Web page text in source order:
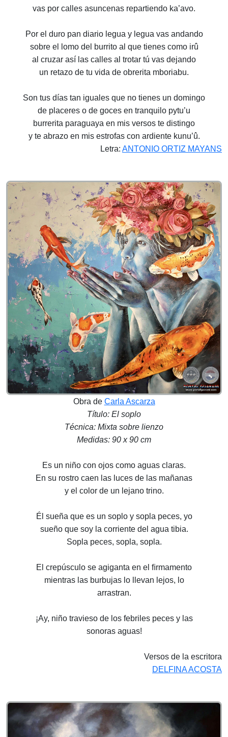
vas por calles asuncenas repartiendo ka’avo.
Por el duro pan diario legua y legua vas andando
sobre el lomo del burrito al que tienes como irû
al cruzar así las calles al trotar tú vas dejando
un retazo de tu vida de obrerita mboriabu.
Son tus días tan iguales que no tienes un domingo
de placeres o de goces en tranquilo pytu’u
burrerita paraguaya en mis versos te distingo
y te abrazo en mis estrofas con ardiente kunu’û.
Letra: ANTONIO ORTIZ MAYANS
Obra de Carla Ascarza
Título: El soplo
Técnica: Mixta sobre lienzo
Medidas: 90 x 90 cm
Es un niño con ojos como aguas claras.
En su rostro caen las luces de las mañanas
y el color de un lejano trino.
Él sueña que es un soplo y sopla peces, yo
sueño que soy la corriente del agua tibia.
Sopla peces, sopla, sopla.
El crepúsculo se agiganta en el ﬁrmamento
mientras las burbujas lo llevan lejos, lo
arrastran.
¡Ay, niño travieso de los febriles peces y las
sonoras aguas!
Versos de la escritora
DELFINA ACOSTA